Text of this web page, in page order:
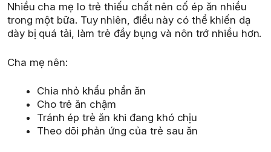
Nhiều cha mẹ lo trẻ thiếu chất nên cố ép ăn nhiều
trong một bữa. Tuy nhiên, điều này có thể khiến dạ
dày bị quá tải, làm trẻ đầy bụng và nôn trớ nhiều hơn.
Cha mẹ nên:
Chia nhỏ khẩu phần ăn
Cho trẻ ăn chậm
Tránh ép trẻ ăn khi đang khó chịu
Theo dõi phản ứng của trẻ sau ăn